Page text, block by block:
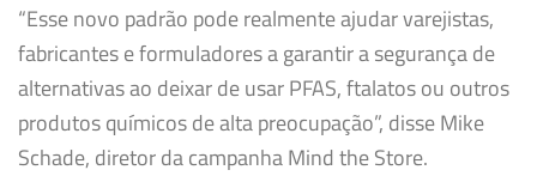
“Esse novo padrão pode realmente ajudar varejistas,
fabricantes e formuladores a garantir a segurança de
alternativas ao deixar de usar PFAS, ftalatos ou outros
produtos químicos de alta preocupação”, disse Mike
Schade, diretor da campanha Mind the Store.